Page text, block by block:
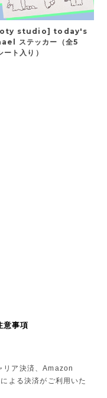
studio] today's
ステッカー（全5
ト入り）
意事項
リア決済、Amazon
よる決済がご利用いた